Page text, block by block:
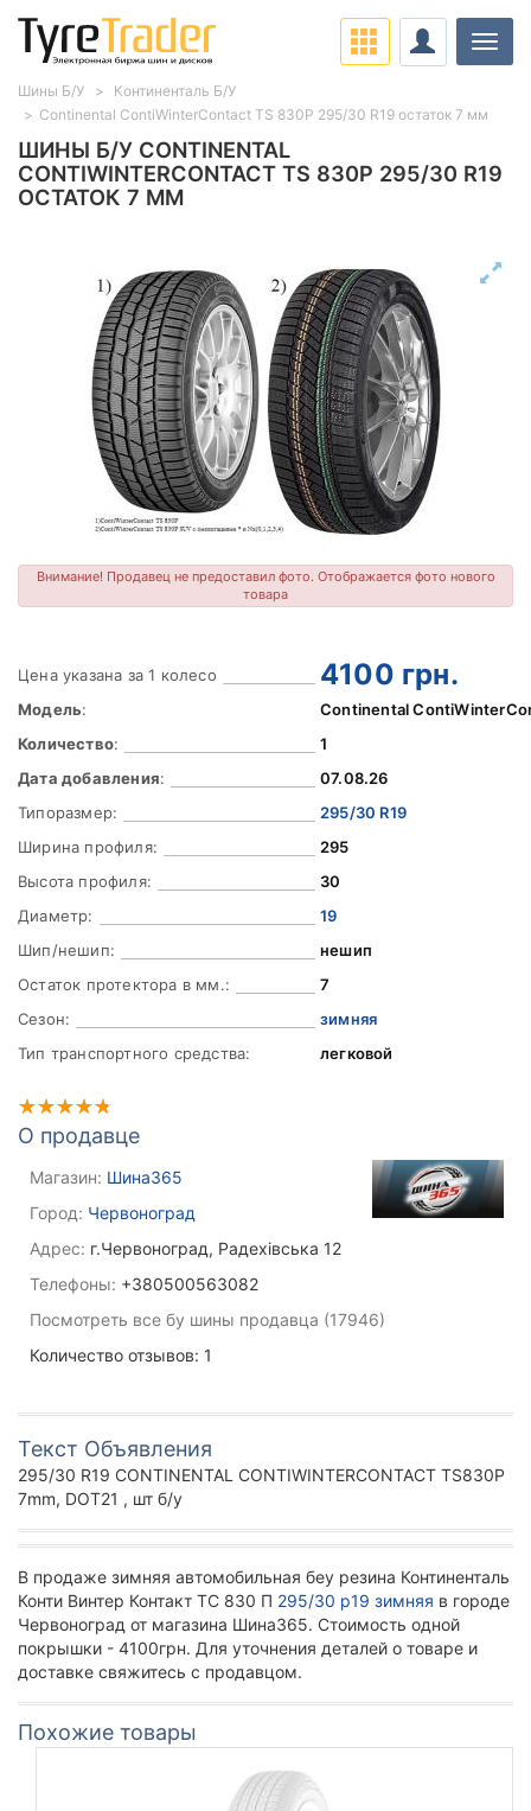
ШИНЫ Б/У CONTINENTAL
CONTIWINTERCONTACT TS 830P 295/30 R19
ОСТАТОК 7 ММ
Внимание! Продавец не предоставил фото. Отображается фото нового
товара
Цена указана за 1 колесо 4100 грн.
Модель:
Continental
Количество:
1
Дата добавления:
07.08.26
Типоразмер:
295/30 R19
Ширина профиля:
295
Высота профиля:
30
Диаметр:
19
Шип/нешип:
нешип
Остаток протектора в мм.:
7
Сезон:
зимняя
Тип транспортного средства:
легковой
О продавце
Магазин: Шина365
Город: Червоноград
Адрес: г.Червоноград, Радехівська 12
Телефоны: +380500563082
Посмотреть все бу шины продавца (17946)
Количество отзывов: 1
Текст Объявления
295/30 R19 CONTINENTAL CONTIWINTERCONTACT TS830P
7mm, DOT21 , шт б/у
В продаже зимняя автомобильная беу резина Континенталь
Конти Винтер Контакт ТС 830 П 295/30 р19 зимняя в городе
Червоноград от магазина Шина365. Стоимость одной
покрышки - 4100грн. Для уточнения деталей о товаре и
доставке свяжитесь с продавцом.
Похожие товары
Шины Б/У
Континенталь Б/У
Continental ContiWinterContact TS 830P 295/30 R19 остаток 7 мм